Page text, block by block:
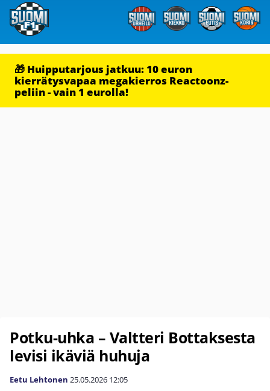
🎁 Huipputarjous jatkuu: 10 euron
kierrätysvapaa megakierros Reactoonz-
peliin - vain 1 eurolla!
Potku-uhka – Valtteri Bottaksesta
levisi ikäviä huhuja
Eetu Lehtonen 25.05.2026 12:05